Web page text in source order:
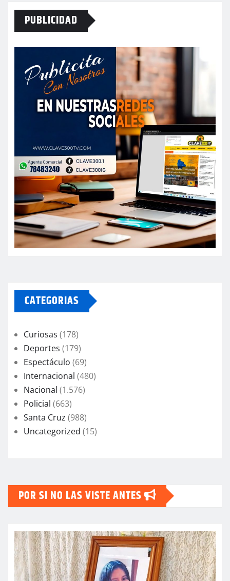
PUBLICIDAD
CATEGORIAS
Curiosas (178)
Deportes (179)
Espectáculo (69)
Internacional (480)
Nacional (1.576)
Policial (663)
Santa Cruz (988)
Uncategorized (15)
POR SI NO LAS VISTE ANTES